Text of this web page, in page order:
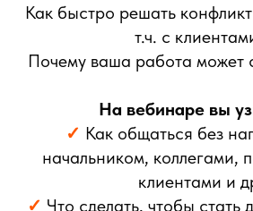
Как быстро решать
т.ч. с
Почему ваша работа может
На вебинаре вы
✓ Как общаться без
начальником, коллегами,
клиентами и
✓ Что сделать, чтобы